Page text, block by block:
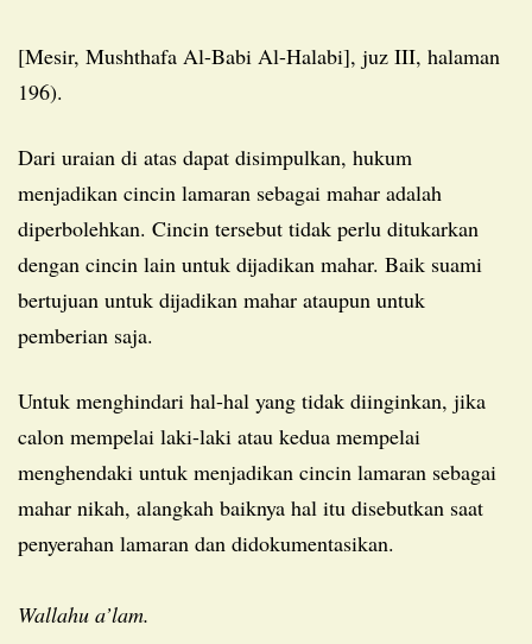
[Mesir, Mushthafa Al-Babi Al-Halabi], juz III, halaman
196).
Dari uraian di atas dapat disimpulkan, hukum
menjadikan cincin lamaran sebagai mahar adalah
diperbolehkan. Cincin tersebut tidak perlu ditukarkan
dengan cincin lain untuk dijadikan mahar. Baik suami
bertujuan untuk dijadikan mahar ataupun untuk
pemberian saja.
Untuk menghindari hal-hal yang tidak diinginkan, jika
calon mempelai laki-laki atau kedua mempelai
menghendaki untuk menjadikan cincin lamaran sebagai
mahar nikah, alangkah baiknya hal itu disebutkan saat
penyerahan lamaran dan didokumentasikan.
Wallahu a’lam.